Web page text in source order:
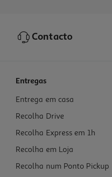
Contacto
Entregas
Entrega em casa
Recolha Drive
Recolha Express em 1h
Recolha em Loja
Recolha num Ponto Pickup